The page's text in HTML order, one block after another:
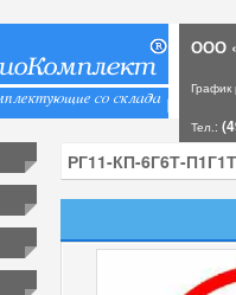
ООО
Тел.: